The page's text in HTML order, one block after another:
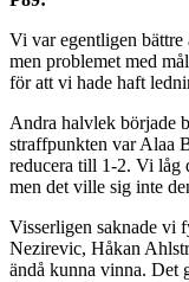
Vi var egentligen bättre
men problemet med
för att vi hade haft
Andra halvlek började
straffpunkten var Alaa
reducera till 1-2. Vi låg
men det ville sig inte
Visserligen saknade vi
Nezirevic, Håkan
ändå kunna vinna. Det